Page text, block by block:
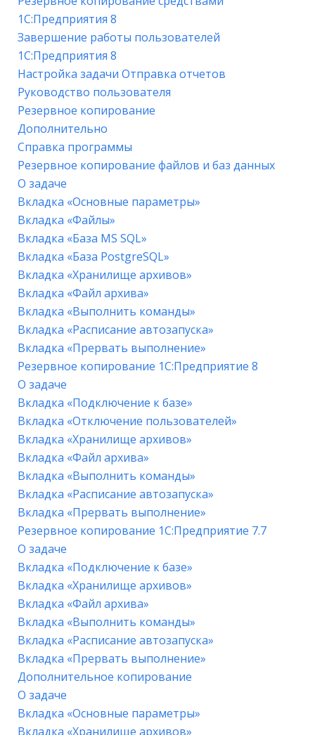
1С:Предприятия 8
Завершение работы пользователей
1С:Предприятия 8
Настройка задачи Отправка отчетов
Руководство пользователя
Резервное копирование
Дополнительно
Справка программы
Резервное копирование файлов и баз данных
О задаче
Вкладка «Основные параметры»
Вкладка «Файлы»
Вкладка «База MS SQL»
Вкладка «База PostgreSQL»
Вкладка «Хранилище архивов»
Вкладка «Файл архива»
Вкладка «Выполнить команды»
Вкладка «Расписание автозапуска»
Вкладка «Прервать выполнение»
Резервное копирование 1С:Предприятие 8
О задаче
Вкладка «Подключение к базе»
Вкладка «Отключение пользователей»
Вкладка «Хранилище архивов»
Вкладка «Файл архива»
Вкладка «Выполнить команды»
Вкладка «Расписание автозапуска»
Вкладка «Прервать выполнение»
Резервное копирование 1С:Предприятие 7.7
О задаче
Вкладка «Подключение к базе»
Вкладка «Хранилище архивов»
Вкладка «Файл архива»
Вкладка «Выполнить команды»
Вкладка «Расписание автозапуска»
Вкладка «Прервать выполнение»
Дополнительное копирование
О задаче
Вкладка «Основные параметры»
Вкладка «Хранилище архивов»